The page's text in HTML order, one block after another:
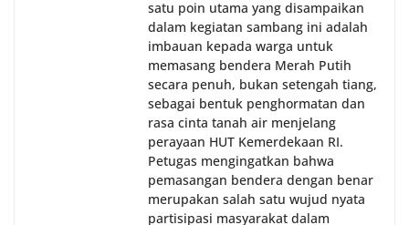
satu poin utama yang disampaikan
dalam kegiatan sambang ini adalah
imbauan kepada warga untuk
memasang bendera Merah Putih
secara penuh, bukan setengah tiang,
sebagai bentuk penghormatan dan
rasa cinta tanah air menjelang
perayaan HUT Kemerdekaan RI.
Petugas mengingatkan bahwa
pemasangan bendera dengan benar
merupakan salah satu wujud nyata
partisipasi masyarakat dalam